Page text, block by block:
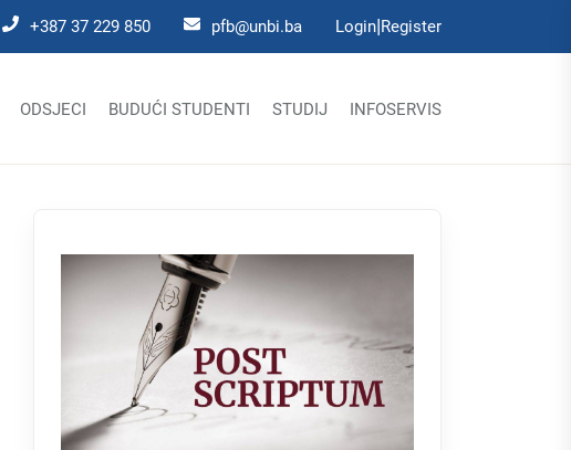
+387 37 229 850 pfb@unbi.ba Login|Register
ODSJECI BUDUĆI STUDENTI STUDIJ INFOSERVIS